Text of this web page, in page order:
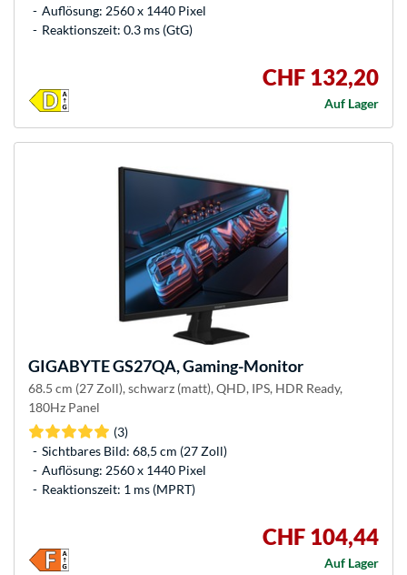
Auflösung: 2560 x 1440 Pixel
Reaktionszeit: 0.3 ms (GtG)
CHF 132,20
Auf Lager
GIGABYTEGS27QA, Gaming-Monitor
68.5 cm (27 Zoll), schwarz (matt), QHD, IPS, HDR Ready,
180Hz Panel
(3)
Sichtbares Bild: 68,5 cm (27 Zoll)
Auflösung: 2560 x 1440 Pixel
Reaktionszeit: 1 ms (MPRT)
CHF 104,44
Auf Lager